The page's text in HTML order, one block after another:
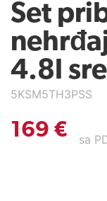
Set
4.8l
5KSM5TH3PSS
169 € sa